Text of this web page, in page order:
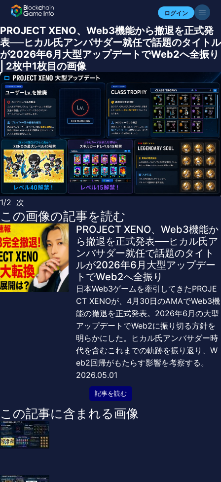
ログイン
PROJECT XENO、Web3機能から撤退を正式発
表──ヒカル氏アンバサダー就任で話題のタイトル
が2026年6月大型アップデートでWeb2へ全振り
| 2枚中1枚目の画像
1/2 次
この画像の記事を読む
PROJECT XENO、Web3機能か
ら撤退を正式発表──ヒカル氏ア
ンバサダー就任で話題のタイト
ルが2026年6月大型アップデー
トでWeb2へ全振り
日本Web3ゲームを牽引してきたPROJE
CT XENOが、4月30日のAMAでWeb3機
能の撤退を正式発表。2026年6月の大型
アップデートでWeb2に振り切る方針を
明らかにした。ヒカル氏アンバサダー時
代を含むこれまでの軌跡を振り返り、W
eb2回帰がもたらす影響を考察する。
2026.05.01
記事を読む
この記事に含まれる画像